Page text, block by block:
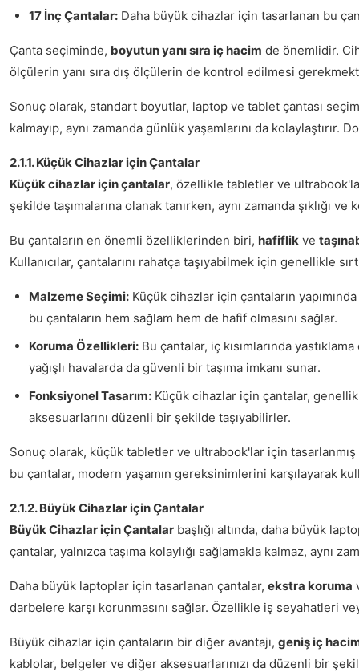
17 İnç Çantalar: Daha büyük cihazlar için tasarlanan bu
Çanta seçiminde, boyutun yanı sıra iç hacim de önemlidir.
ölçülerin yanı sıra dış ölçülerin de kontrol edilmesi
Sonuç olarak, standart boyutlar, laptop ve tablet çantası
kalmayıp, aynı zamanda günlük yaşamlarını da
2.1.1. Küçük Cihazlar için Çantalar
Küçük cihazlar için çantalar, özellikle tabletler ve
şekilde taşımalarına olanak tanırken, aynı zamanda şıklığı
Bu çantaların en önemli özelliklerinden biri, hafiflik ve
Kullanıcılar, çantalarını rahatça taşıyabilmek için genellikle
Malzeme Seçimi: Küçük cihazlar için çantaların
bu çantaların hem sağlam hem de hafif olmasını sağlar.
Koruma Özellikleri: Bu çantalar, iç kısımlarında
yağışlı havalarda da güvenli bir taşıma imkanı sunar.
Fonksiyonel Tasarım: Küçük cihazlar için çantalar,
aksesuarlarını düzenli bir şekilde taşıyabilirler.
Sonuç olarak, küçük tabletler ve ultrabook'lar için
bu çantalar, modern yaşamın gereksinimlerini karşılayarak
2.1.2. Büyük Cihazlar için Çantalar
Büyük Cihazlar için Çantalar başlığı altında, daha büyük
çantalar, yalnızca taşıma kolaylığı sağlamakla kalmaz, aynı
Daha büyük laptoplar için tasarlanan çantalar, ekstra koruma
darbelere karşı korunmasını sağlar. Özellikle iş seyahatleri
Büyük cihazlar için çantaların bir diğer avantajı, geniş iç
kablolar, belgeler ve diğer aksesuarlarınızı da düzenli bir